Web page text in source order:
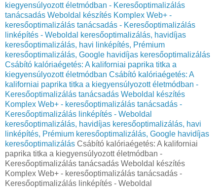
kiegyensúlyozott életmódban - Keresőoptimalizálás
tanácsadás Weboldal készítés Komplex Web+ -
keresőoptimalizálás tanácsadás - Keresőoptimalizálás
linképítés - Weboldal keresőoptimalizálás, havidíjas
keresőoptimalizálás, havi linképítés, Prémium
keresőoptimalizálás, Google havidíjas keresőoptimalizálás
Csábító kalóriaégetés: A kaliforniai paprika titka a
kiegyensúlyozott életmódban Csábító kalóriaégetés: A
kaliforniai paprika titka a kiegyensúlyozott életmódban -
Keresőoptimalizálás tanácsadás Weboldal készítés
Komplex Web+ - keresőoptimalizálás tanácsadás -
Keresőoptimalizálás linképítés - Weboldal
keresőoptimalizálás, havidíjas keresőoptimalizálás, havi
linképítés, Prémium keresőoptimalizálás, Google havidíjas
keresőoptimalizálás Csábító kalóriaégetés: A kaliforniai
paprika titka a kiegyensúlyozott életmódban -
Keresőoptimalizálás tanácsadás Weboldal készítés
Komplex Web+ - keresőoptimalizálás tanácsadás -
Keresőoptimalizálás linképítés - Weboldal